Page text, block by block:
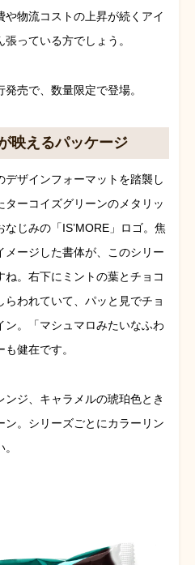
物流コストの上昇が続くアイ
っている方でしょう。
売で、数量限定で登場。
映えるパッケージ
ザインフォーマットを踏襲し
ーコイズグリーンのメタリッ
じみの「IS’MORE」ロゴ。焦
メージした書体が、このシリー
ね。右下にミントの葉とチョコ
われていて、パッと見でチョ
ン。「マシュマロみたいなふわ
健在です。
ジ、キャラメルの琥珀色とき
。シリーズごとにカラーリン